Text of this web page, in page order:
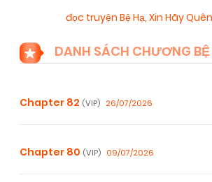
đọc truyện Bệ Hạ, Xin Hãy
DANH SÁCH CHƯƠNG
Chapter 82 (VIP) 26/07/2026
Chapter 80 (VIP) 09/07/2026